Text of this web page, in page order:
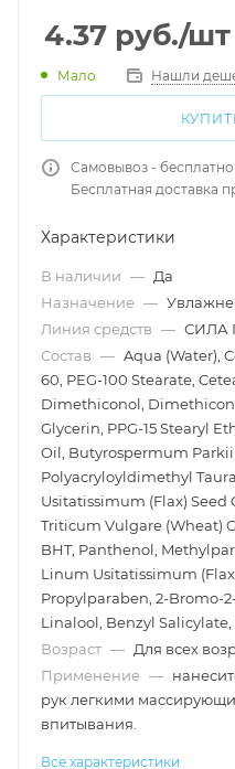
4.37 руб./шт
Мало Нашли
Самовывоз - бесплатно
Бесплатная доставка
Характеристики
В наличии — Да
Назначение —
Линия средств — СИЛА
Состав — Aqua (Water),
60, PEG-100 Stearate,
Dimethiconol,
Glycerin, PPG-15 Stearyl
Oil, Butyrospermum
Polyacryloyldimethyl
Usitatissimum (Flax) Seed
Triticum Vulgare (Wheat)
BHT, Panthenol,
Linum Usitatissimum
Propylparaben, 2-Bromo-
Linalool, Benzyl
Возраст — Для всех
Применение —
рук легкими
впитывания.
Все характеристики